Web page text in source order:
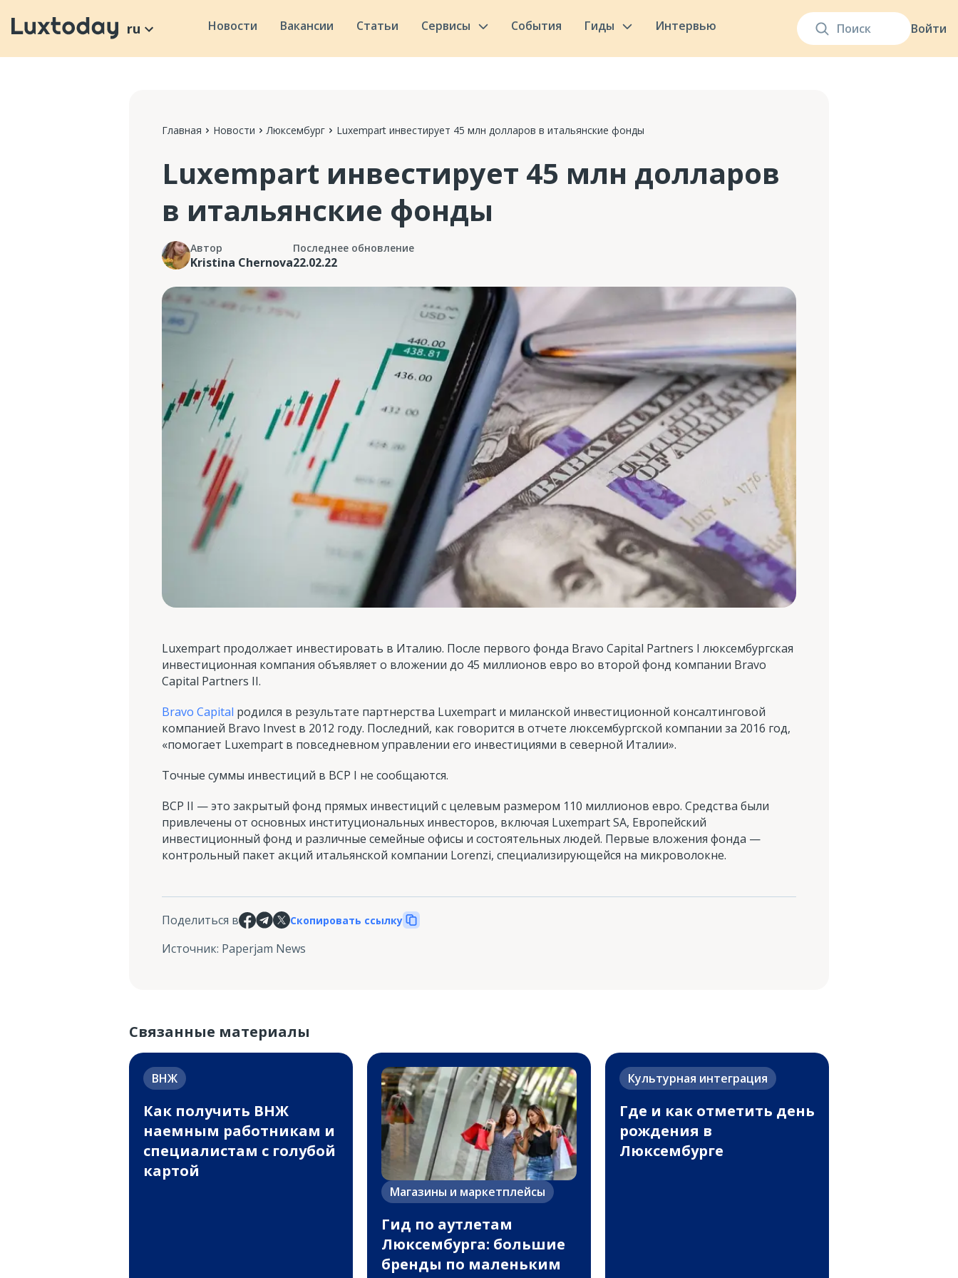
Войти
ru Новости Вакансии Статьи Сервисы События Гиды Интервью
Главная Новости Люксембург Luxempart инвестирует 45 млн долларов в итальянские фонды
Luxempart инвестирует 45 млн долларов
в итальянские фонды
Автор
Kristina Chernova
Последнее обновление
22.02.22
Luxempart продолжает инвестировать в Италию. После первого фонда Bravo Capital Partners I люксембургская
инвестиционная компания объявляет о вложении до 45 миллионов евро во второй фонд компании Bravo
Capital Partners II.
Bravo Capital родился в результате партнерства Luxempart и миланской инвестиционной консалтинговой
компанией Bravo Invest в 2012 году. Последний, как говорится в отчете люксембургской компании за 2016 год,
«помогает Luxempart в повседневном управлении его инвестициями в северной Италии».
Точные суммы инвестиций в BCP I не сообщаются.
BCP II — это закрытый фонд прямых инвестиций с целевым размером 110 миллионов евро. Средства были
привлечены от основных институциональных инвесторов, включая Luxempart SA, Европейский
инвестиционный фонд и различные семейные офисы и состоятельных людей. Первые вложения фонда —
контрольный пакет акций итальянской компании Lorenzi, специализирующейся на микроволокне.
Поделиться в Скопировать ссылку
Источник: Paperjam News
Связанные материалы
ВНЖ
Как получить ВНЖ
наемным работникам и
специалистам с голубой
картой
Магазины и маркетплейсы
Гид по аутлетам
Люксембурга: большие
бренды по маленьким
Культурная интеграция
Где и как отметить день
рождения в
Люксембурге